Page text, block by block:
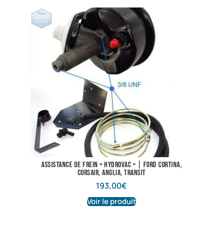
Assistance de frein « Hydrovac » | Ford Cortina,
Corsair, Anglia, Transit
193,00€
Voir le produit